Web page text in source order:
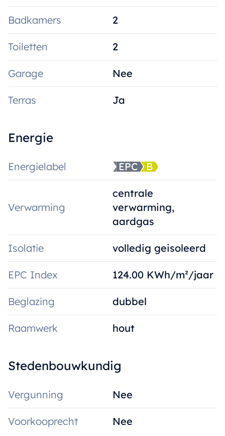
Badkamers 2
Toiletten 2
Garage Nee
Terras Ja
Energie
Energielabel EPC B
Verwarming
centrale
verwarming,
aardgas
Isolatie volledig geisoleerd
EPC Index 124.00 KWh/m²/jaar
Beglazing dubbel
Raamwerk hout
Stedenbouwkundig
Vergunning Nee
Voorkooprecht Nee